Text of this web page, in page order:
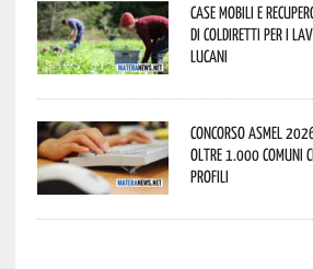
Case mobili e
di Coldiretti per i
lucani
Concorso Asmel
oltre 1.000 Comuni
profili